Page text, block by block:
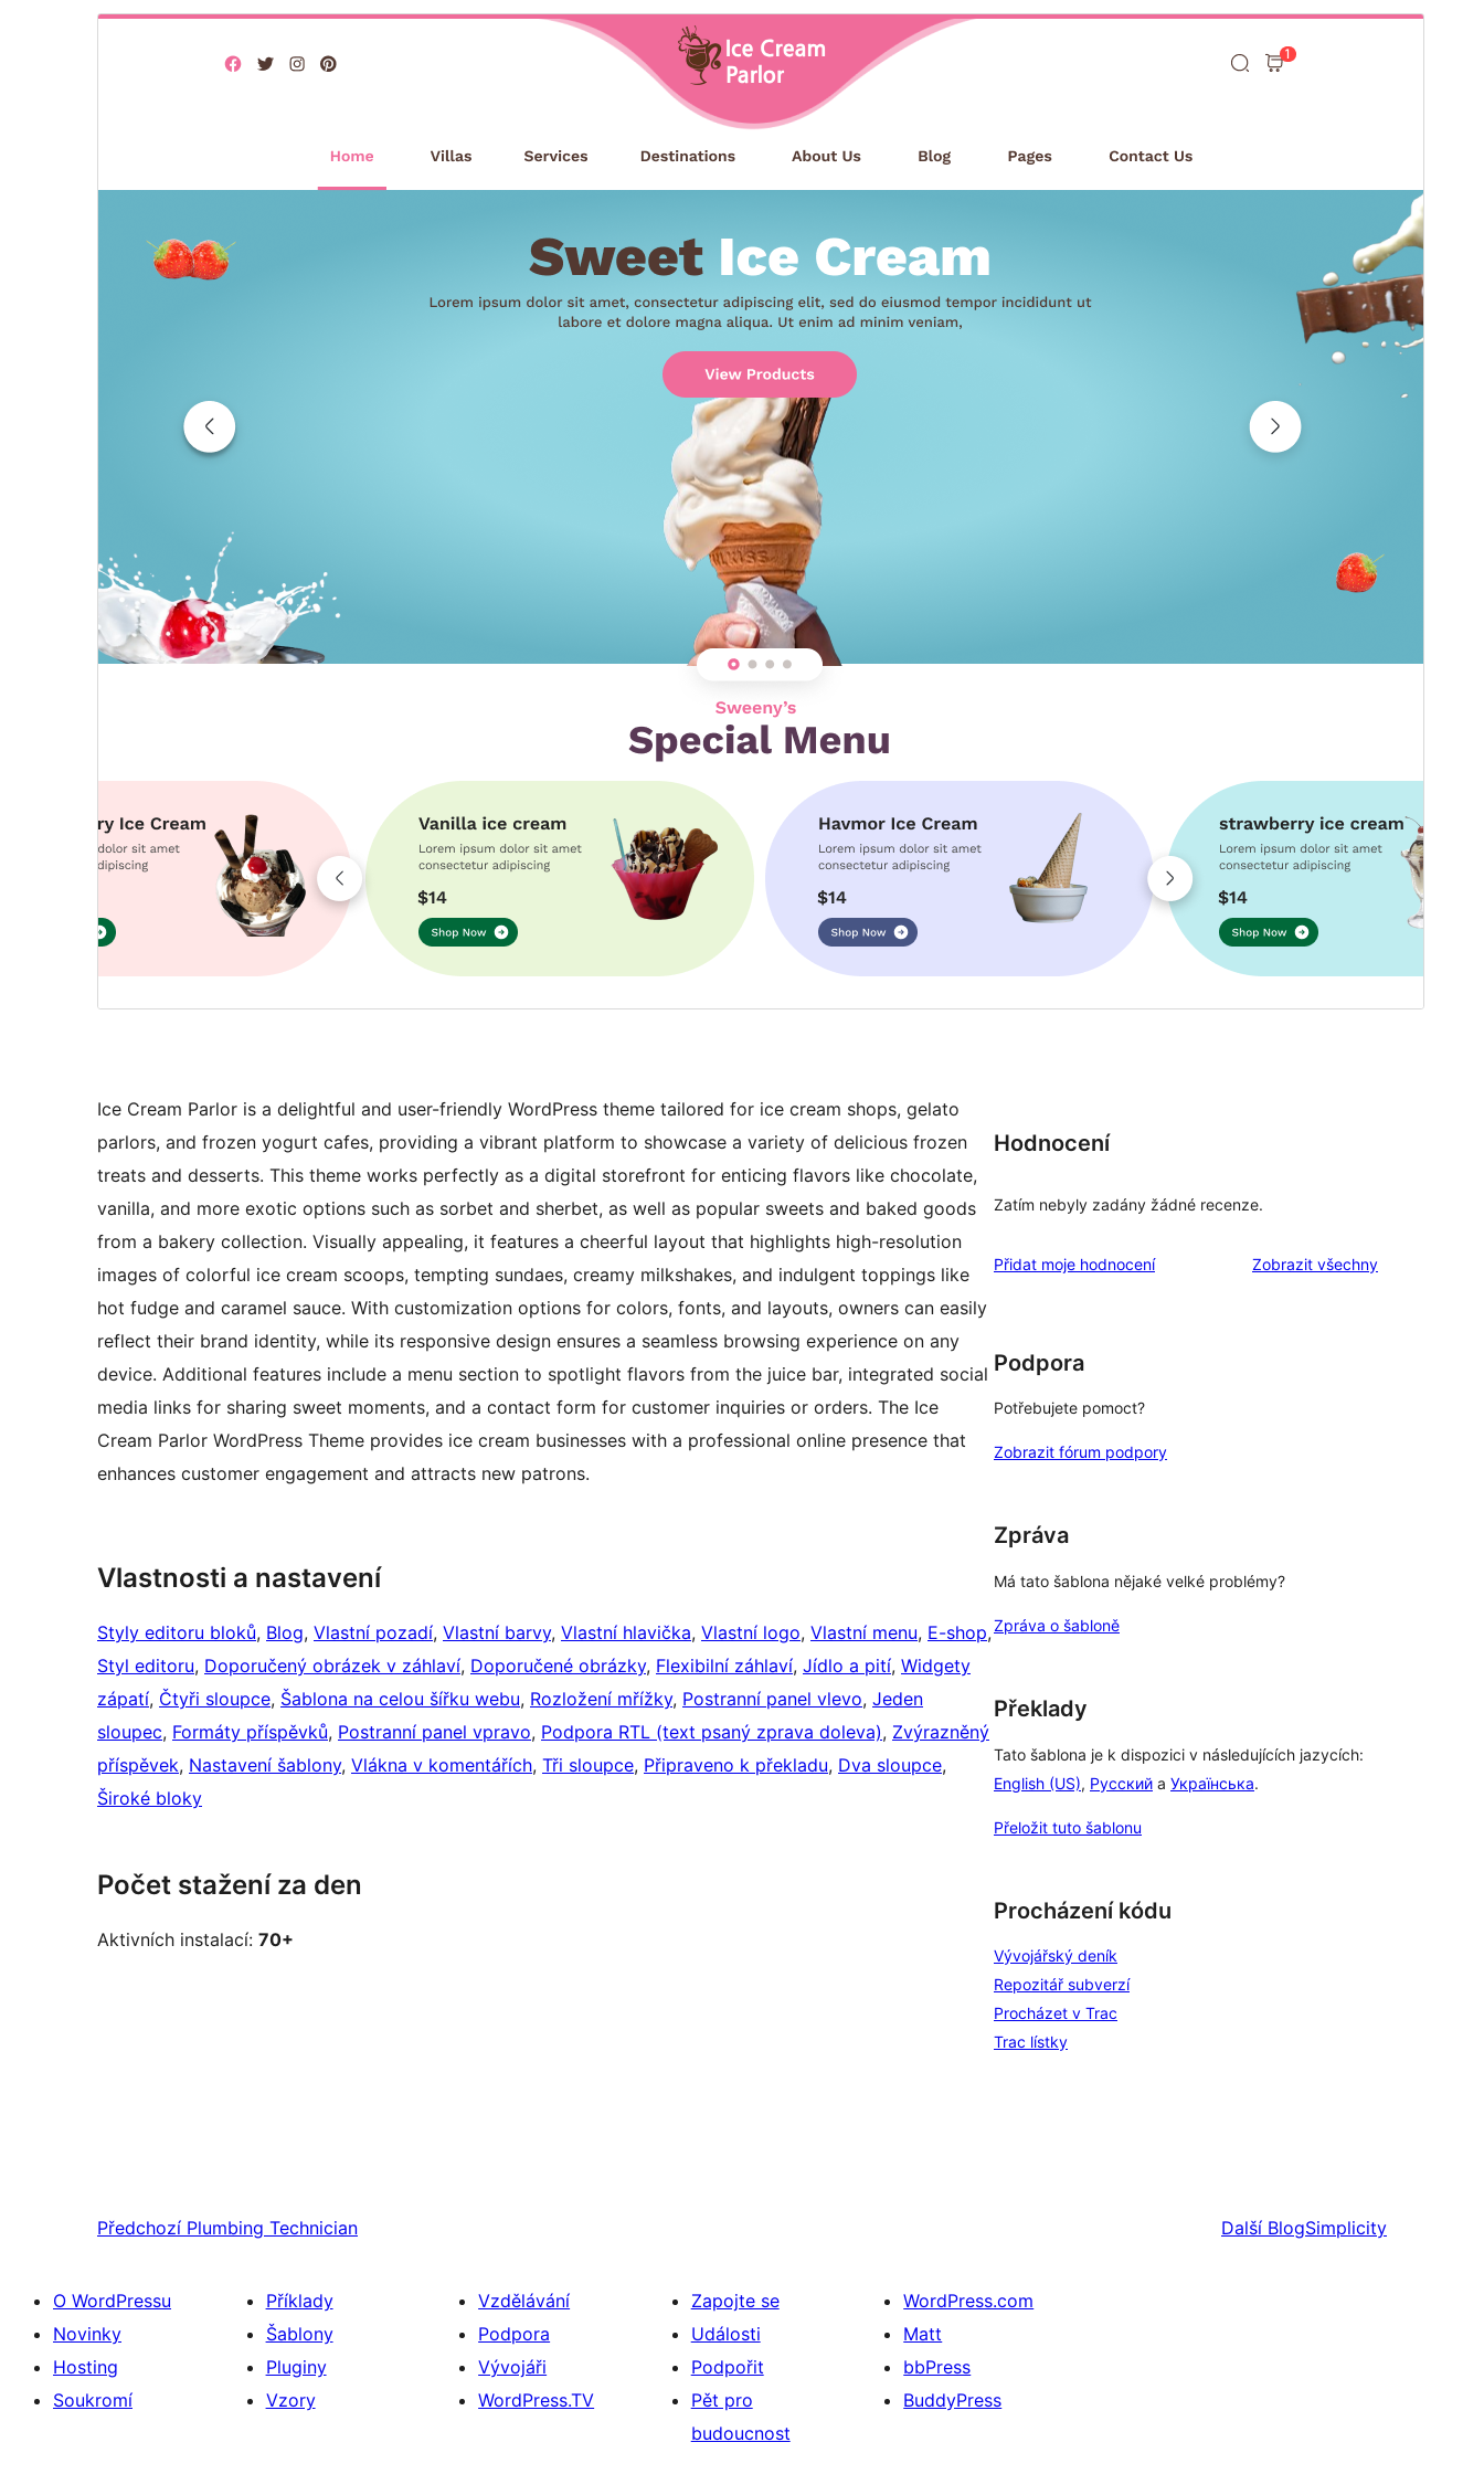
Verze WordPressu
Ice Cream Parlor is a delightful and user-friendly WordPress theme tailored for ice cream shops, gelato
parlors, and frozen yogurt cafes, providing a vibrant platform to showcase a variety of delicious frozen
treats and desserts. This theme works perfectly as a digital storefront for enticing flavors like chocolate,
vanilla, and more exotic options such as sorbet and sherbet, as well as popular sweets and baked goods
from a bakery collection. Visually appealing, it features a cheerful layout that highlights high-resolution
images of colorful ice cream scoops, tempting sundaes, creamy milkshakes, and indulgent toppings like
hot fudge and caramel sauce. With customization options for colors, fonts, and layouts, owners can easily
reflect their brand identity, while its responsive design ensures a seamless browsing experience on any
device. Additional features include a menu section to spotlight flavors from the juice bar, integrated social
media links for sharing sweet moments, and a contact form for customer inquiries or orders. The Ice
Cream Parlor WordPress Theme provides ice cream businesses with a professional online presence that
enhances customer engagement and attracts new patrons.
Vlastnosti a nastavení
Styly editoru bloků, Blog, Vlastní pozadí, Vlastní barvy, Vlastní hlavička, Vlastní logo, Vlastní menu, E-shop ,
Styl editoru, Doporučený obrázek v záhlaví, Doporučené obrázky, Flexibilní záhlaví, Jídlo a pití, Widgety
zápatí, Čtyři sloupce, Šablona na celou šířku webu, Rozložení mřížky, Postranní panel vlevo, Jeden
sloupec, Formáty příspěvků, Postranní panel vpravo, Podpora RTL (text psaný zprava doleva), Zvýrazněný
příspěvek, Nastavení šablony, Vlákna v komentářích, Tři sloupce, Připraveno k překladu, Dva sloupce
Široké bloky
Počet stažení za den
Aktivních instalací: 70+
Hodnocení
Zatím nebyly zadány žádné recenze.
Přidat moje hodnocení Zobrazit všechnyrecenze
Podpora
Potřebujete pomoct?
Zobrazit fórum podpory
Zpráva
Má tato šablona nějaké velké problémy?
Zpráva o šabloně
Překlady
Tato šablona je k dispozici v následujících jazycích:
English (US), Русский a Українська.
Přeložit tuto šablonu
Procházení kódu
Vývojářský deník
Repozitář subverzí
Procházet v Trac
Trac lístky
Předchozí Plumbing Technician Další BlogSimplicity
O WordPressu
Novinky
Hosting
Soukromí
Příklady
Šablony
Pluginy
Vzory
Vzdělávání
Podpora
Vývojáři
WordPress.TV
Zapojte se
Události
Podpořit
Pět pro
budoucnost
WordPress.com
Matt
bbPress
BuddyPress